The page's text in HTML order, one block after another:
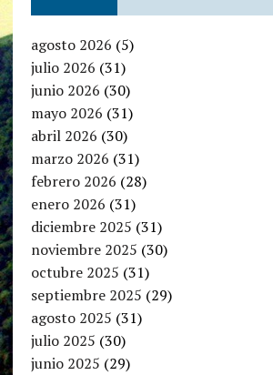
agosto 2026 (5)
julio 2026 (31)
junio 2026 (30)
mayo 2026 (31)
abril 2026 (30)
marzo 2026 (31)
febrero 2026 (28)
enero 2026 (31)
diciembre 2025 (31)
noviembre 2025 (30)
octubre 2025 (31)
septiembre 2025 (29)
agosto 2025 (31)
julio 2025 (30)
junio 2025 (29)